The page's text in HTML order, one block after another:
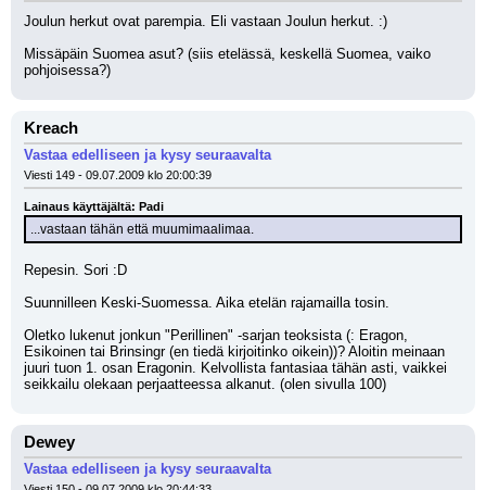
Joulun herkut ovat parempia. Eli vastaan Joulun herkut. :)
Missäpäin Suomea asut? (siis etelässä, keskellä Suomea, vaiko
pohjoisessa?)
Kreach
Vastaa edelliseen ja kysy seuraavalta
Viesti 149 - 09.07.2009 klo 20:00:39
Lainaus käyttäjältä: Padi
...vastaan tähän että muumimaalimaa.
Repesin. Sori :D
Suunnilleen Keski-Suomessa. Aika etelän rajamailla tosin.
Oletko lukenut jonkun "Perillinen" -sarjan teoksista (: Eragon,
Esikoinen tai Brinsingr (en tiedä kirjoitinko oikein))? Aloitin meinaan
juuri tuon 1. osan Eragonin. Kelvollista fantasiaa tähän asti, vaikkei
seikkailu olekaan perjaatteessa alkanut. (olen sivulla 100)
Dewey
Vastaa edelliseen ja kysy seuraavalta